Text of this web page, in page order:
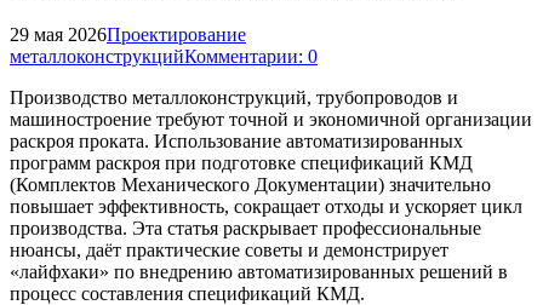
29 мая 2026Проектирование
металлоконструкцийКомментарии: 0
Производство металлоконструкций, трубопроводов и
машиностроение требуют точной и экономичной организации
раскроя проката. Использование автоматизированных
программ раскроя при подготовке спецификаций КМД
(Комплектов Механического Документации) значительно
повышает эффективность, сокращает отходы и ускоряет цикл
производства. Эта статья раскрывает профессиональные
нюансы, даёт практические советы и демонстрирует
«лайфхаки» по внедрению автоматизированных решений в
процесс составления спецификаций КМД.